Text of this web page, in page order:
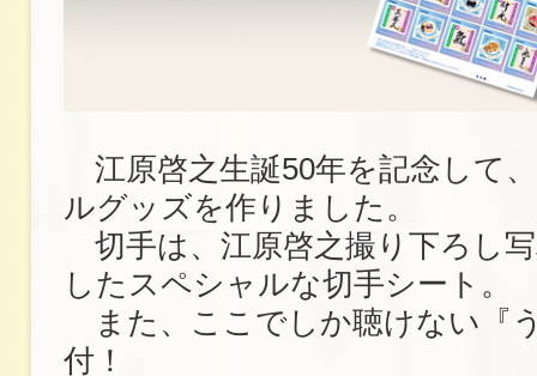
江原啓之生誕50年を記念して
ルグッズを作りました。
切手は、江原啓之撮り下ろし
したスペシャルな切手シート。
また、ここでしか聴けない『
付！